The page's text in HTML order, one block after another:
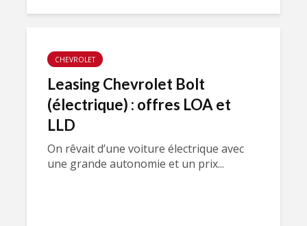
CHEVROLET
Leasing Chevrolet Bolt
(électrique) : offres LOA et
LLD
On rêvait d’une voiture électrique avec
une grande autonomie et un prix...